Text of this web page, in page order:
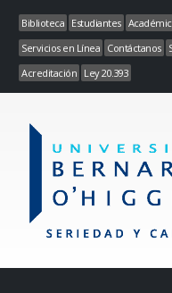
Biblioteca Estudiantes
Servicios en Línea Contáctanos
Acreditación Ley 20.393